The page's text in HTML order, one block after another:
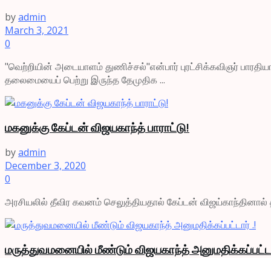
byadmin
March 3, 2021
0
"வெற்றியின் அடையாளம் துணிச்சல்"என்பார் புரட்சிக்கவிஞர்
தலைமையைப் பெற்று இருந்த தேமுதிக ...
மகனுக்கு கேப்டன் விஜயகாந்த் பாராட்டு!
byadmin
December 3, 2020
0
அரசியலில் தீவிர கவனம் செலுத்தியதால் கேப்டன்
மருத்துவமனையில் மீண்டும் விஜயகாந்த்